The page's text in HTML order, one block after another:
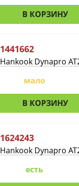
В КОРЗИНУ
1441662
Hankook Dynapro
мало
В КОРЗИНУ
1624243
Hankook Dynapro
есть